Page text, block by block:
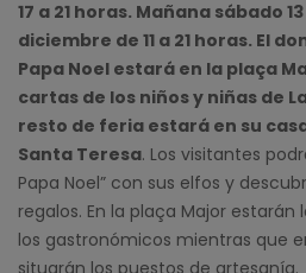
17 a 21 horas. Mañana sábado
diciembre de 11 a 21 horas. El
Papa Noel estará en la plaça
cartas de los niños y niñas de
resto de feria estará en su
Santa Teresa. Los visitantes
Papa Noel” con sus elfos y
regalos. En la plaça Major estarán
los gastronómicos mientras que